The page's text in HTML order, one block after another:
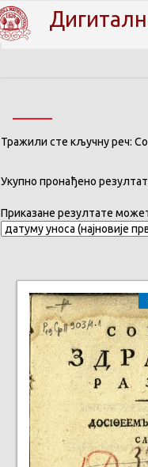
Тражили сте кључну реч:
Укупно пронађено
Приказане резултате